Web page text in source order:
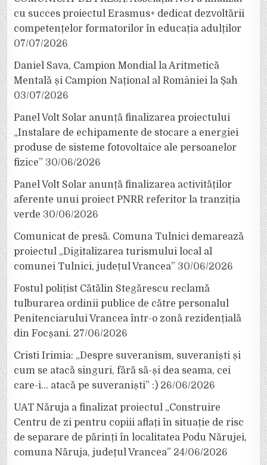
cu succes proiectul Erasmus+ dedicat dezvoltării
competențelor formatorilor în educația adulților
07/07/2026
Daniel Sava, Campion Mondial la Aritmetică
Mentală și Campion Național al României la Șah
03/07/2026
Panel Volt Solar anunță finalizarea proiectului
„Instalare de echipamente de stocare a energiei
produse de sisteme fotovoltaice ale persoanelor
fizice” 30/06/2026
Panel Volt Solar anunță finalizarea activităților
aferente unui proiect PNRR referitor la tranziția
verde 30/06/2026
Comunicat de presă. Comuna Tulnici demarează
proiectul „Digitalizarea turismului local al
comunei Tulnici, județul Vrancea” 30/06/2026
Fostul polițist Cătălin Stegărescu reclamă
tulburarea ordinii publice de către personalul
Penitenciarului Vrancea într-o zonă rezidențială
din Focșani. 27/06/2026
Cristi Irimia: „Despre suveranism, suveraniști și
cum se atacă singuri, fără să-și dea seama, cei
care-i… atacă pe suveraniști” :) 26/06/2026
UAT Năruja a finalizat proiectul „Construire
Centru de zi pentru copiii aflați în situație de risc
de separare de părinți în localitatea Podu Nărujei,
comuna Năruja, județul Vrancea” 24/06/2026